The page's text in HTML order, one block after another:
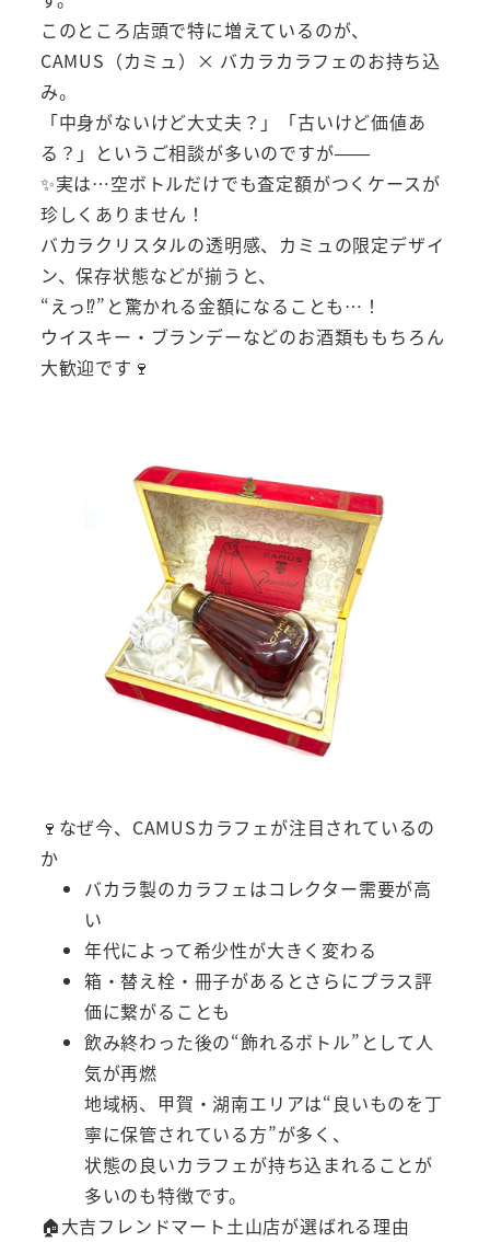
このところ店頭で特に増えているのが、
CAMUS（カミュ）× バカラカラフェのお持ち込
み。
「中身がないけど大丈夫？」「古いけど価値あ
る？」というご相談が多いのですが——
✨実は…空ボトルだけでも査定額がつくケースが
珍しくありません！
バカラクリスタルの透明感、カミュの限定デザイ
ン、保存状態などが揃うと、
“えっ⁉”と驚かれる金額になることも…！
ウイスキー・ブランデーなどのお酒類ももちろん
大歓迎です🍷
🍷なぜ今、CAMUSカラフェが注目されているの
か
バカラ製のカラフェはコレクター需要が高
い
年代によって希少性が大きく変わる
箱・替え栓・冊子があるとさらにプラス評
価に繋がることも
飲み終わった後の“飾れるボトル”として人
気が再燃
地域柄、甲賀・湖南エリアは“良いものを丁
寧に保管されている方”が多く、
状態の良いカラフェが持ち込まれることが
多いのも特徴です。
🏠大吉フレンドマート土山店が選ばれる理由